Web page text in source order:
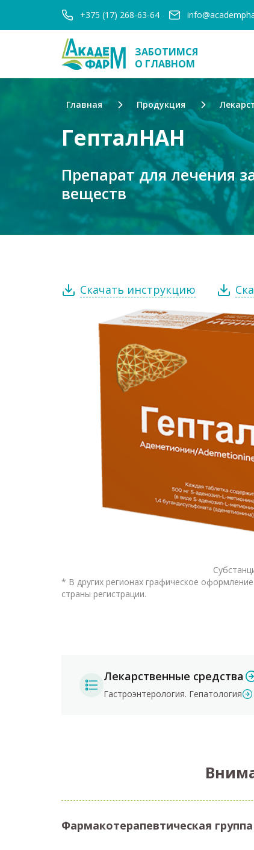
+375 (17) 268-63-64
ЗАБОТИМСЯ
О ГЛАВНОМ
Главная Продукция
ГепталНАН
Препарат для лечения
веществ
Скачать инструкцию
* В других регионах графическое
страны регистрации.
Лекарственные средства
Гастроэнтерология. Гепатология
Фармакотерапевтическая группа